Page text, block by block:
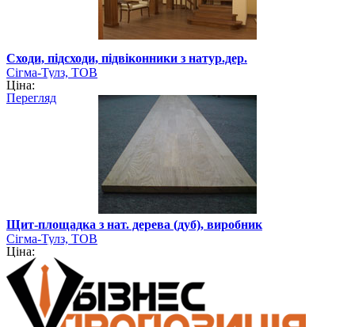
Сходи, підсходи, підвіконники з натур.дер.
Сігма-Тулз, ТОВ
Ціна:
Перегляд
Щит-площадка з нат. дерева (дуб), виробник
Сігма-Тулз, ТОВ
Ціна: